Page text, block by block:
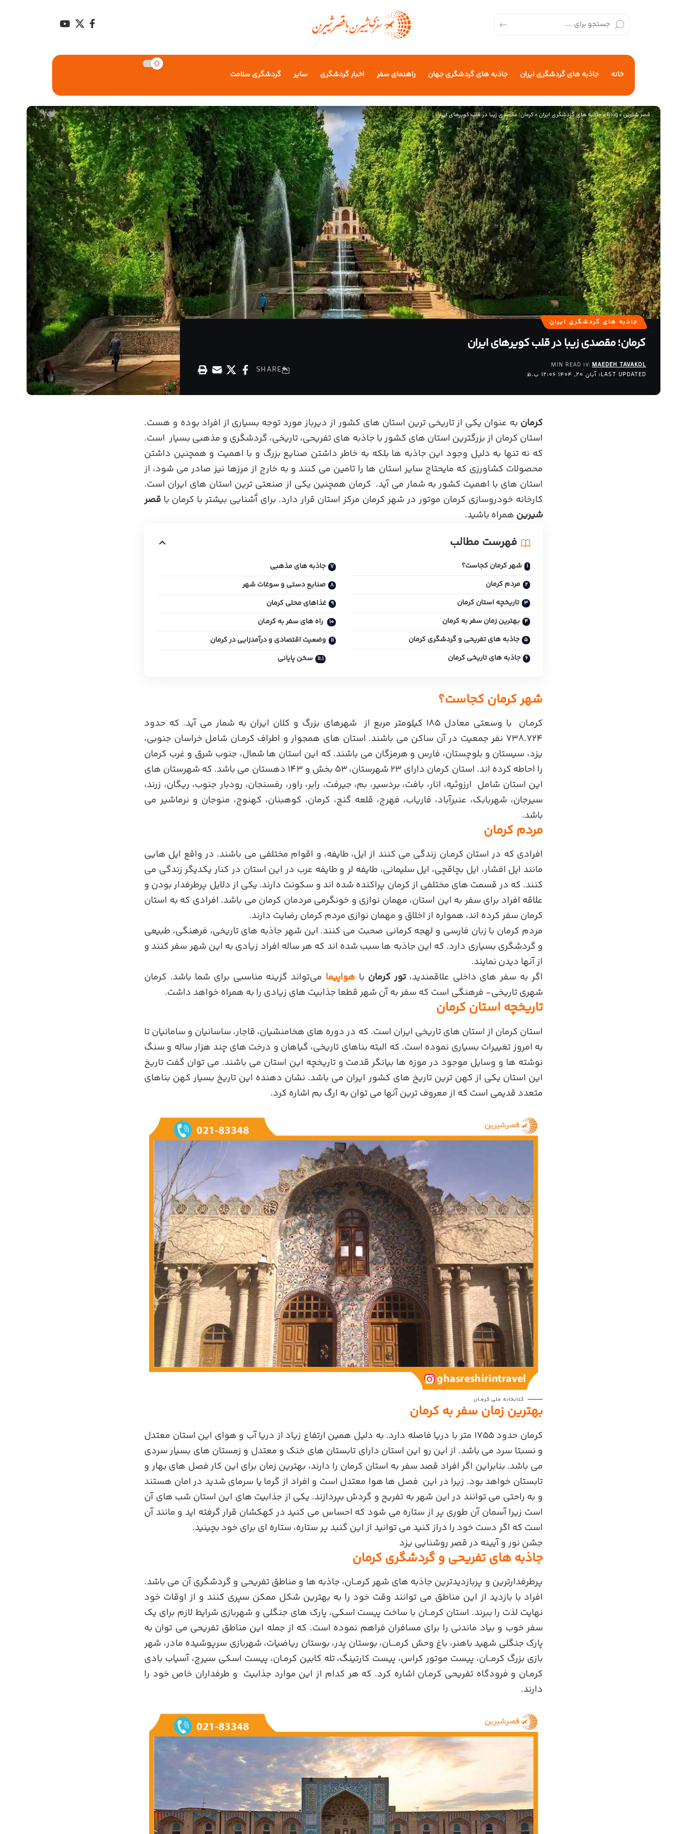
خانه جاذبه های گردشگری ایران جاذبه های گردشگری جهان راهنمای سفر اخبار گردشگری سایر گردشگری سلامت
قصر شیرین>
Blog
>جاذبه های گردشگری ایران>کرمان؛ مقصدی زیبا در قلب کویرهای ایران
جاذبه های گردشگری ایران
کرمان؛ مقصدی زیبا در قلب کویرهای ایران
LAST UPDATED: آبان 20, 1404 12:06 ب.ظ
MAEDEH TAVAKOL
17 MIN READ
SHARE
کرمان به عنوان یکی از تاریخی ترین استان های کشور از دیرباز مورد توجه بسیاری از افراد بوده و هست.
استان کرمان از بزرگترین استان های کشور با جاذبه های تفریحی، تاریخی، گردشگری و مذهبی بسیار است.
که نه تنها به دلیل وجود این جاذبه ها بلکه به خاطر داشتن صنایع بزرگ و با اهمیت و همچنین داشتن
محصولات کشاورزی که مایحتاج سایر استان ها را تامین می کنند و به خارج از مرزها نیز صادر می شود، از
استان های با اهمیت کشور به شمار می آید. کرمان همچنین یکی از صنعتی ترین استان های ایران است.
کارخانه خودروسازی کرمان موتور در شهر کرمان مرکز استان قرار دارد. برای آَشنایی بیشتر با کرمان با قصر
شیرین همراه باشید.
فهرست مطالب
شهر کرمان کجاست؟
مردم کرمان
تاریخچه استان کرمان
بهترین زمان سفر به کرمان
جاذبه های تفریحی و گردشگری کرمان
جاذبه های تاریخی کرمان
جاذبه های مذهبی
صنایع دستی و سوغات شهر
غذاهای محلی کرمان
راه های سفر به کرمـان
وضعیت اقتصادی و درآمدزایی در کرمان
سخن پایانی
شهر کرمان کجاست؟
کرمـان با وسعتی معادل 185 کیلومتر مربع از شهرهای بزرگ و کلان ایران به شمار می آید. که حدود
738.724 نفر جمعیت در آن ساکن می باشند. استان های همجوار و اطراف کرمـان شامل خراسان جنوبی،
یزد، سیستان و بلوچستان، فارس و هرمزگان می باشند. که این استان ها شمال، جنوب شرق و غرب کرمان
را احاطه کرده اند. استان کرمان دارای 23 شهرستان، 53 بخش و 143 دهستان می باشد. که شهرستان های
این استان شامل ارزوئیه، انار، بافت، بردسیر، بم، جیرفت، رابر، راور، رفسنجان، رودبار جنوب، ریگان، زرند،
سیرجان، شهربابک، عنبرآباد، فاریاب، فهرج، قلعه گنج، کرمان، کوهبنان، کهنوج، منوجان و نرماشیر می
باشد.
مردم کرمان
افرادی که در استان کرمـان زندگی می کنند از ایل، طایفه، و اقوام مختلفی می باشند. در واقع ایل هایی
مانند ایل افشار، ایل بچاقچی، ایل سلیمانی، طایفه لر و طایفه عرب در این استان در کنار یکدیگر زندگی می
کنند. که در قسمت های مختلفی از کرمان پراکنده شده اند و سکونت دارند. یکی از دلایل پرطرفدار بودن و
علاقه افراد برای سفر به این استان، مهمان نوازی و خونگرمی مردمان کرمان می باشد. افرادی که به استان
کرمان سفر کرده اند، همواره از اخلاق و مهمان نوازی مردم کرمان رضایت دارند.
مردم کرمان با زبان فارسی و لهجه کرمانی صحبت می کنند. این شهر جاذبه های تاریخی، فرهنگی، طبیعی
و گردشگری بسیاری دارد. که این جاذبه ها سبب شده اند که هر ساله افراد زیادی به این شهر سفر کنند و
از آنها دیدن نمایند.
اگر به سفر های داخلی علاقمندید،تور کرمان با هواپیما می‌تواند گزینه مناسبی برای شما باشد. کرمان
شهری تاریخی- فرهنگی است که سفر به آن شهر قطعا جذابیت های زیادی را به همراه خواهد داشت.
تاریخچه استان کرمان
استان کرمان از استان های تاریخی ایران است. که در دوره های هخامنشیان، قاجار، ساسانیان و سامانیان تا
به امروز تغییرات بسیاری نموده است. که البته بناهای تاریخی، گیاهان و درخت های چند هزار ساله و سنگ
نوشته ها و وسایل موجود در موزه ها بیانگر قدمت و تاریخچه این استان می باشند. می توان گفت تاریخ
این استان یکی از کهن ترین تاریخ های کشور ایران می باشد. نشان دهنده این تاریخ بسیار کهن بناهای
متعدد قدیمی است که از معروف ترین آنها می توان به ارگ بم اشاره کرد.
کتابخانه ملی کرمـان
بهترین زمان سفر به کرمان
کرمان
حدود 1755 متر با دریا فاصله دارد. به دلیل همین ارتفاع زیاد از دریا آب و هوای این استان معتدل
و نسبتا سرد می باشد. از این رو این استان دارای تابستان های خنک و معتدل و زمستان های بسیار سردی
می باشد. بنابراین اگر افراد قصد سفر به استان کرمان را دارند، بهترین زمان برای این کار فصل های بهار و
تابستان خواهد بود. زیرا در این فصل ها هوا معتدل است و افراد از گرما یا سرمای شدید در امان هستند
و به راحتی می توانند در این شهر به تفریح و گردش بپردازند. یکی از جذابیت های این استان شب های آن
است زیرا آسمان آن طوری پر از ستاره می شود که احساس می کنید در کهکشان قرار گرفته اید و مانند آن
است که اگر دست خود را دراز کنید می توانید از این گنبد پر ستاره، ستاره ای برای خود بچینید.
جشن نور و آیینه در قصر روشنایی یزد
جاذبه های تفریحی و گردشگری کرمان
پرطرفدارترین و پربازدیدترین جاذبه های شهر کرمــان، جاذبه ها و مناطق تفریحی و گردشگری آن می باشد.
افراد با بازدید از این مناطق می توانند وقت خود را به بهترین شکل ممکن سپری کنند و از اوقات خود
نهایت لذت را ببرند. استان کرمــان با ساخت پیست اسکی، پارک های جنگلی و شهربازی شرایط لازم برای یک
سفر خوب و بیاد ماندنی را برای مسافران فراهم نموده است. که از جمله این مناطق تفریحی می توان به
پارک جنگلی شهید باهنر، باغ وحش کرمـــان، بوستان پدر، بوستان ریاضیات، شهربازی سرپوشیده مادر، شهر
بازی بزرگ کرمــان، پیست موتور کراس، پیست کارتینگ، تله کابین کرمـان، پیست اسکی سیرچ، آسیاب بادی
کرمـان و فرودگاه تفریحی کرمـان اشاره کرد. که هر کدام از این موارد جذابیت و طرفداران خاص خود را
دارند.